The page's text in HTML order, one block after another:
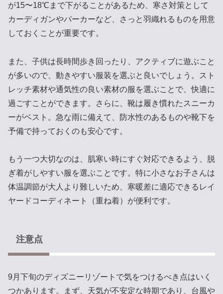
が15〜18℃まで下がることがあるため、寒さ対策として
カーディガンやパーカーなど、さっと羽織れるものを用意
しておくことが重要です。
また、子供は長時間歩き回ったり、アクティブに遊ぶこと
が多いので、動きやすい服装を選ぶと良いでしょう。スト
レッチ素材や通気性の良い素材の服を選ぶことで、快適に
過ごすことができます。さらに、靴は履き慣れたスニーカ
ーがベスト。急な雨に備えて、防水性のあるものや靴下を
予備で持っておくのも安心です。
もう一つ大切なのは、肌寒い時にすぐ対応できるよう、脱
ぎ着がしやすい服を選ぶことです。特に小さなお子さんは
体温調節が大人より難しいため、寒暖差に適応できるレイ
ヤードコーディネート（重ね着）が便利です。
注意点
9月下旬のディズニーリゾートで気をつけるべき点はいく
つかあります。まず、天気が不安定な時期であり、台風や